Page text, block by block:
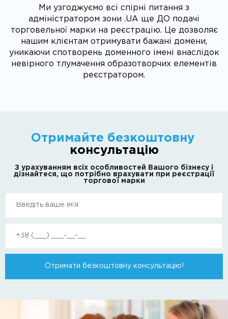
Ми узгоджуємо всі спірні питання з
адміністратором зони .UA ще ДО подачі
торговельної марки на реєстрацію. Це дозволяє
нашим клієнтам отримувати бажані домени,
уникаючи спотворень доменного імені внаслідок
невірного тлумачення образотворчих елементів
реєстратором.
Отримайте безкоштовну
консультацію
З урахуванням всіх особливостей Вашого бізнесу і
дізнайтеся, що потрібно врахувати при реєстрації
торгової марки
Отримати безкоштовну консультацію!